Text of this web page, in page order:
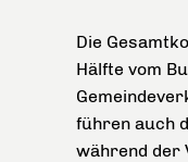
Die
Hälfte vom
führen auch
während der